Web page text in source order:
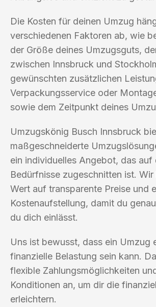
Die Kosten für deinen Umzug
verschiedenen Faktoren ab, wie
der Größe deines Umzugsguts,
zwischen Innsbruck und
gewünschten zusätzlichen
Verpackungsservice oder
sowie dem Zeitpunkt deines
Umzugskönig Busch Innsbruck
maßgeschneiderte
ein individuelles Angebot, das auf
Bedürfnisse zugeschnitten ist.
Wert auf transparente Preise und
Kostenaufstellung, damit du
du dich einlässt.
Uns ist bewusst, dass ein Umzug
finanzielle Belastung sein kann.
flexible Zahlungsmöglichkeiten
Konditionen an, um dir die
erleichtern.